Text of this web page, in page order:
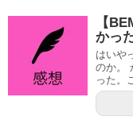
【
かっ
はいや
のか。
った。